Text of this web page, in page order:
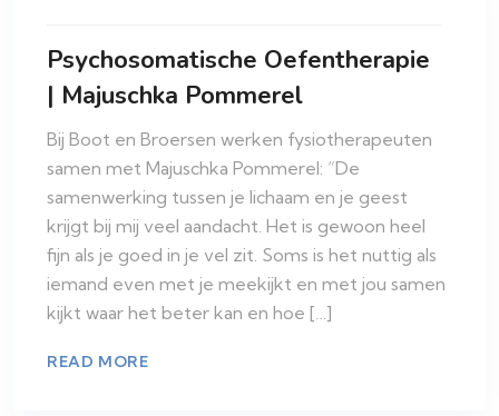
Psychosomatische Oefentherapie
| Majuschka Pommerel
Bij Boot en Broersen werken fysiotherapeuten
samen met Majuschka Pommerel: “De
samenwerking tussen je lichaam en je geest
krijgt bij mij veel aandacht. Het is gewoon heel
fijn als je goed in je vel zit. Soms is het nuttig als
iemand even met je meekijkt en met jou samen
kijkt waar het beter kan en hoe […]
READ MORE